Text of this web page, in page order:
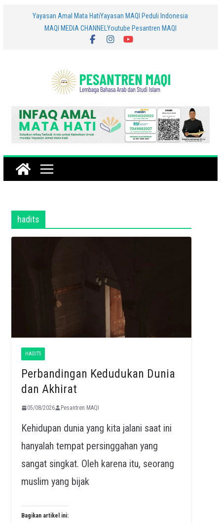
Yayasan Amal Mata HatiYayasan MAQI Peduli Indonesia
MAQI MEDIA CHANNEL Youtube Pesantren MAQI
hadits
HADITS
Perbandingan Kedudukan Dunia
dan Akhirat
05/08/2026 Pesantren MAQI
Kehidupan dunia yang kita jalani saat ini
hanyalah tempat persinggahan yang
sangat singkat. Oleh karena itu, seorang
muslim yang bijak
Bagikan artikel ini: